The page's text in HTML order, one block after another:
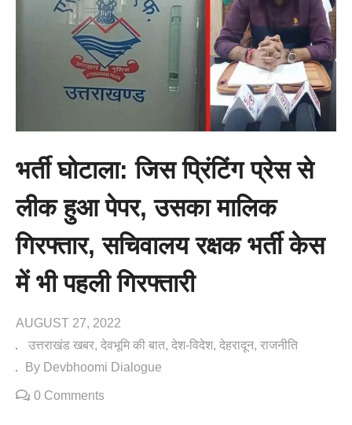
भर्ती घोटाला: जिस प्रिंटिंग प्रेस से
लीक हुआ पेपर, उसका मालिक
गिरफ्तार, सचिवालय रक्षक भर्ती केस
में भी पहली गिरफ्तारी
AUGUST 27, 2022
उत्तराखंड खबर देवभूमि की बात देश-विदेश देहरादून राजनीति
By Devbhoomi Dialogue
0 Comments